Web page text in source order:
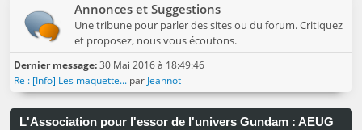
Annonces et Suggestions
Une tribune pour parler des sites ou du forum. Critiquez
et proposez, nous vous écoutons.
Dernier message:30 Mai 2016 à 18:49:46
Re : [Info] Les maquette... par Jeannot
L'Association pour l'essor de l'univers Gundam : AEUG